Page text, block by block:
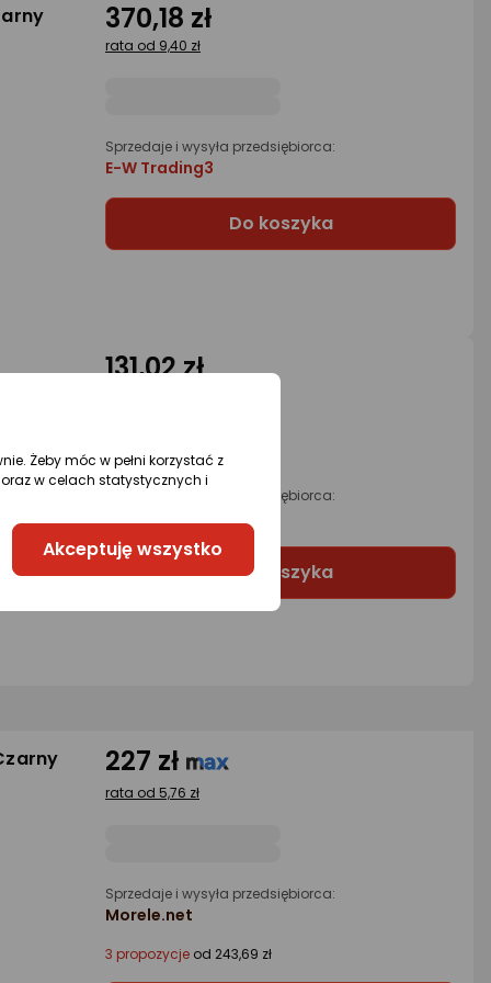
370,18 zł
rata od 9,40 zł
Sprzedaje i wysyła przedsiębiorca:
E-W Trading3
Do koszyka
131,02 zł
Sprzedaje i wysyła przedsiębiorca:
Do koszyka
227 zł
rata od 5,76 zł
Sprzedaje i wysyła przedsiębiorca:
Morele.net
3 propozycje od 243,69 zł
Żeby móc w pełni korzystać z
w celach statystycznych i
Akceptuję wszystko